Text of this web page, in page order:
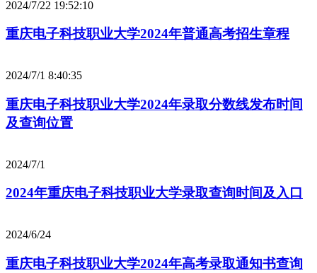
2024/7/22 19:52:10
重庆电子科技职业大学2024年普通高考招生章程
2024/7/1 8:40:35
重庆电子科技职业大学2024年录取分数线发布时间
及查询位置
2024/7/1
2024年重庆电子科技职业大学录取查询时间及入口
2024/6/24
重庆电子科技职业大学2024年高考录取通知书查询